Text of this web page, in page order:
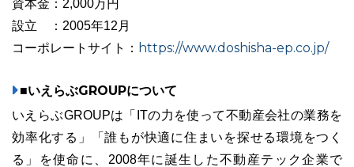
資本金：2,000万円
設立 ：2005年12月
コーポレートサイト： https://www.doshisha-ep.co.jp/
■いえらぶGROUPについて
いえらぶGROUPは「ITの力を使って不動産会社の業務を
効率化する」「誰もが快適に住まいを探せる環境をつく
る」を使命に、2008年に誕生した不動産テック企業で